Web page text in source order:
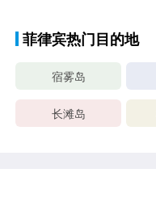
菲律宾热门目的地
宿雾岛
长滩岛